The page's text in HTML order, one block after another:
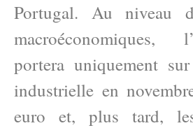
Portugal. Au niveau
macroéconomiques,
portera uniquement
industrielle en
euro et, plus tard,